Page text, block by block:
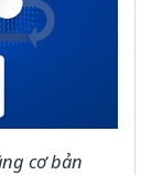
cơ bản